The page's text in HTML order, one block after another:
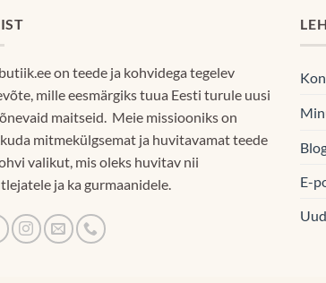
on teede ja kohvidega tegelev
mille eesmärgiks tuua Eesti turule uusi
maitseid. Meie missiooniks on
mitmekülgsemat ja huvitavamat teede
valikut, mis oleks huvitav nii
ja ka gurmaanidele.
E-